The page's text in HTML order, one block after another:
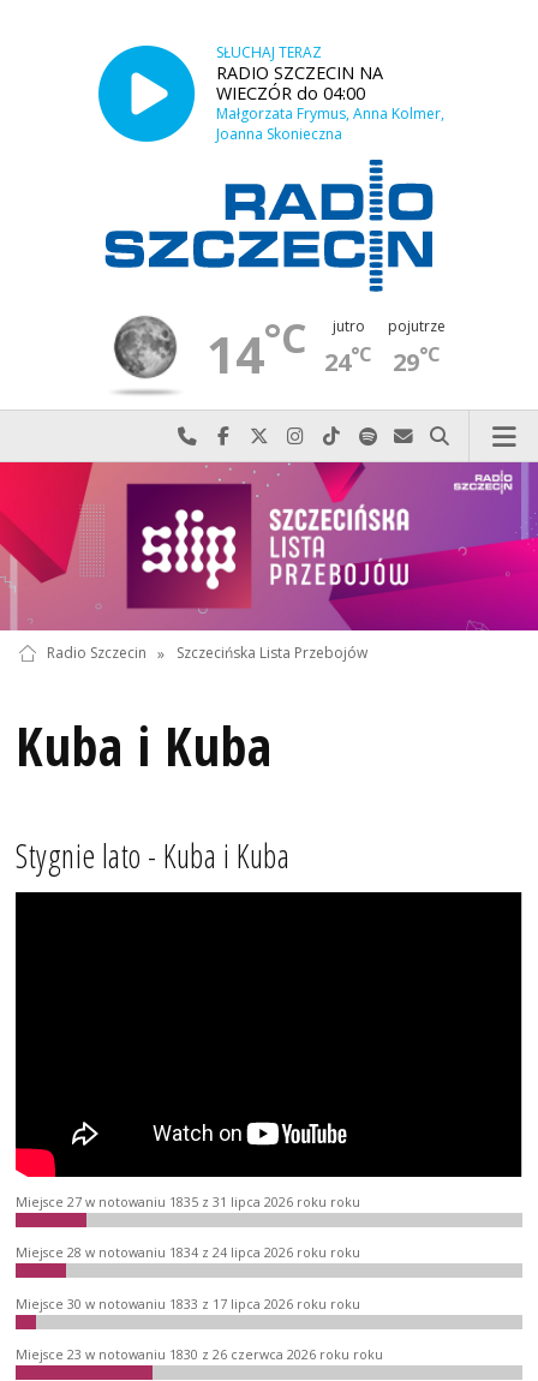
SŁUCHAJ TERAZ
RADIO SZCZECIN NA
WIECZÓR do 04:00
Małgorzata Frymus, Anna Kolmer,
Joanna Skonieczna
14°C jutro
24°C
pojutrze
29°C
Najlepiej po prostu do nas zadzwoń
Odwiedź nas na Facebook-u
Odwiedź nas na X
Odwiedź nas na Instagram-ie
Odwiedź nas na TikTok-u
Szukaj nas na Spotify
Wyślij do nas
Szukaj
Radio Szczecin » Szczecińska Lista Przebojów
Kuba i Kuba
Stygnie lato - Kuba i Kuba
Miejsce 27 w notowaniu 1835 z 31 lipca 2026 roku roku
Miejsce 28 w notowaniu 1834 z 24 lipca 2026 roku roku
Miejsce 30 w notowaniu 1833 z 17 lipca 2026 roku roku
Miejsce 23 w notowaniu 1830 z 26 czerwca 2026 roku roku